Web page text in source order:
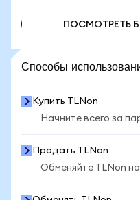
ПОСМОТРЕТЬ
Способы
Купить TLNon
Начните всего за
Продать TLNon
Обменяйте TLNon